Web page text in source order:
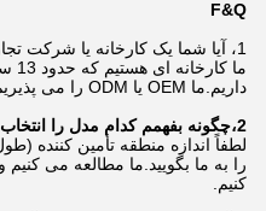
F&Q
1، آیا شما یک کارخانه یا شرکت تجاری هستید؟
داریم.ما OEM یا ODM را می پذیریم
2،چگونه بفهمم کدام مدل را
را به ما بگویید.ما مطالعه می
کنیم.